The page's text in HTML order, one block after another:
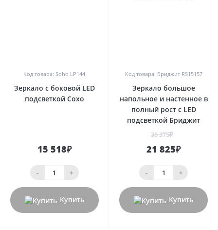
Код товара: Soho LP144
Зеркало с боковой LED
подсветкой Сохо
15 518₽
- +
Купить
Код товара: Бриджит RS15157
Зеркало большое
напольное и настенное в
полный рост с LED
подсветкой Бриджит
36 375₽
21 825₽
- +
Купить